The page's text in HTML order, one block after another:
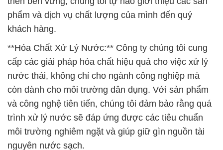
phẩm và dịch vụ chất lượng của mình đến quý
khách hàng.
**Hóa Chất Xử Lý Nước:** Công ty chúng tôi cung
cấp các giải pháp hóa chất hiệu quả cho việc xử lý
nước thải, không chỉ cho ngành công nghiệp mà
còn dành cho môi trường dân dụng. Với sản phẩm
và công nghệ tiên tiến, chúng tôi đảm bảo rằng quá
trình xử lý nước sẽ đáp ứng được các tiêu chuẩn
môi trường nghiêm ngặt và giúp giữ gìn nguồn tài
nguyên nước sạch.